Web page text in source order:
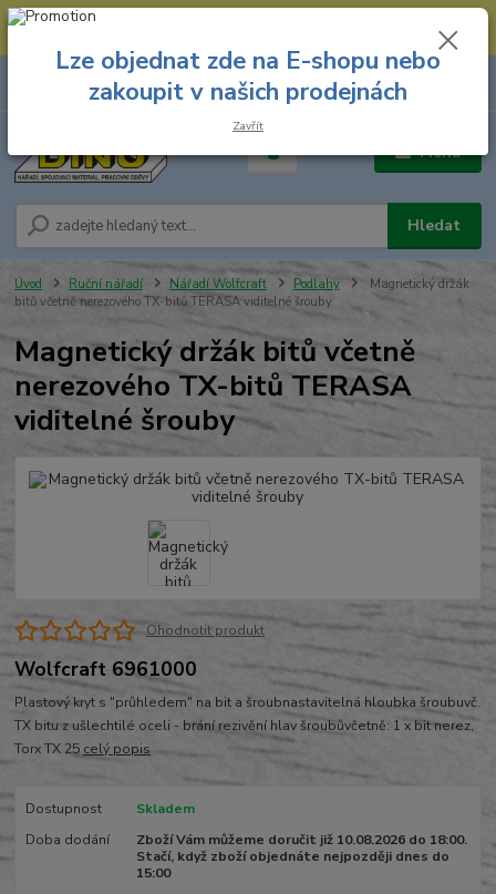
--- Spojovací materiál: 774 431 045 --- Prodejna nářadí: 731 449 423 --
Menu
Hledat
8.00 hod. - 16.00 hod.
za
Úvod Ruční nářadí Nářadí Wolfcraft Podlahy
Magnetický držák
bitů včetně nerezového TX-bitů TERASA viditelné šrouby
Magnetický držák bitů včetně
nerezového TX-bitů TERASA
viditelné šrouby
Ohodnotit produkt
Wolfcraft 6961000
Plastový kryt s "průhledem" na bit a šroubnastavitelná hloubka šroubuvč.
TX bitu z ušlechtilé oceli - brání rezivění hlav šroubůvčetně: 1 x bit nerez,
Torx TX 25 celý popis
Dostupnost
Skladem
Doba dodání
Zboží Vám můžeme doručit již 10.08.2026 do 18:00.
Stačí, když zboží objednáte nejpozději dnes do
15:00
Lze objednat zde na E-shopu nebo
zakoupit v našich prodejnách
Zavřít